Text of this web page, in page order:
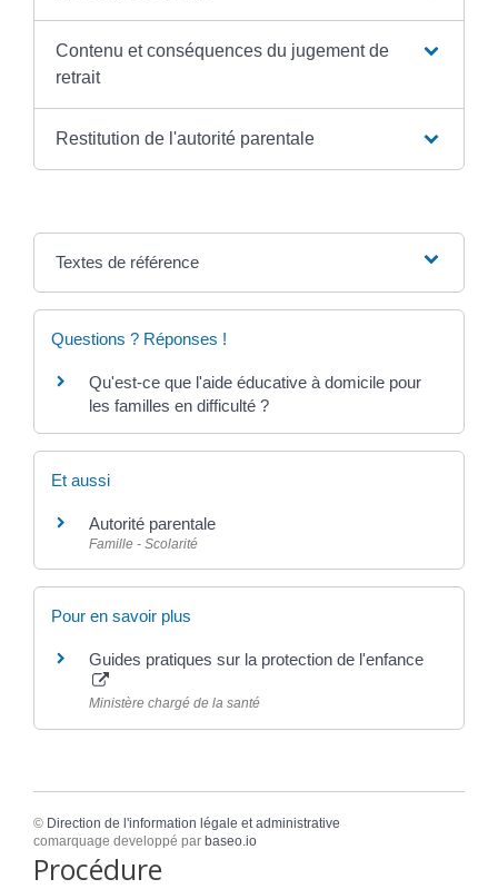
Contenu et conséquences du jugement de
retrait
Restitution de l'autorité parentale
Textes de référence
Questions ? Réponses !
Qu'est-ce que l'aide éducative à domicile pour
les familles en difficulté ?
Et aussi
Autorité parentale
Famille - Scolarité
Pour en savoir plus
Guides pratiques sur la protection de l'enfance
Ministère chargé de la santé
© Direction de l'information légale et administrative
comarquage developpé par baseo.io
Procédure